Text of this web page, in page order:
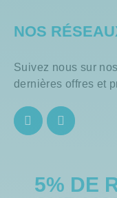
NOS
Suivez nous sur
dernières offres et
5% DE